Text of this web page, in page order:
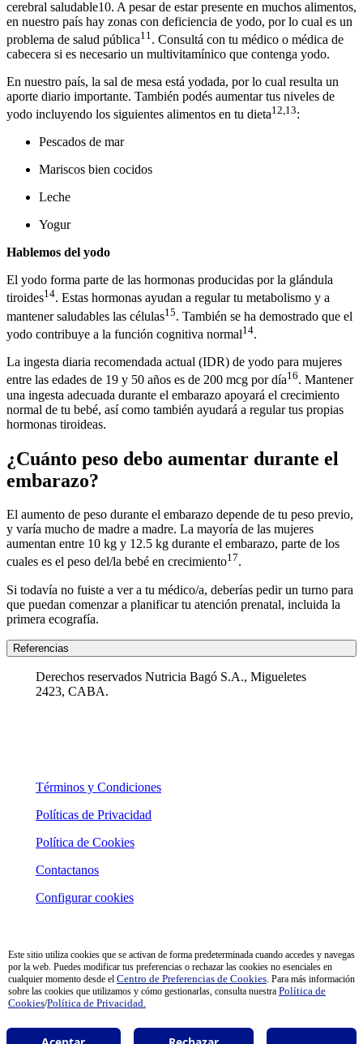
cerebral saludable10. A pesar de estar presente en muchos alimentos,
en nuestro país hay zonas con deficiencia de yodo, por lo cual es un
problema de salud pública11 . Consultá con tu médico o médica de
cabecera si es necesario un multivitamínico que contenga yodo.
En nuestro país, la sal de mesa está yodada, por lo cual resulta un
aporte diario importante. También podés aumentar tus niveles de
yodo incluyendo los siguientes alimentos en tu dieta12,13:
Pescados de mar
Mariscos bien cocidos
Leche
Yogur
Hablemos del yodo
El yodo forma parte de las hormonas producidas por la glándula
tiroides14. Estas hormonas ayudan a regular tu metabolismo y a
mantener saludables las células15. También se ha demostrado que el
yodo contribuye a la función cognitiva normal14.
La ingesta diaria recomendada actual (IDR) de yodo para mujeres
entre las edades de 19 y 50 años es de 200 mcg por día16. Mantener
una ingesta adecuada durante el embarazo apoyará el crecimiento
normal de tu bebé, así como también ayudará a regular tus propias
hormonas tiroideas.
¿Cuánto peso debo aumentar durante el
embarazo?
El aumento de peso durante el embarazo depende de tu peso previo,
y varía mucho de madre a madre. La mayoría de las mujeres
aumentan entre 10 kg y 12.5 kg durante el embarazo, parte de los
cuales es el peso del/la bebé en crecimiento17.
Si todavía no fuiste a ver a tu médico/a, deberías pedir un turno para
que puedan comenzar a planificar tu atención prenatal, incluida la
primera ecografía.
Referencias
Derechos reservados Nutricia Bagó S.A., Migueletes
2423, CABA.
Términos y Condiciones
Políticas de Privacidad
Política de Cookies
Contactanos
Configurar cookies
Este sitio utiliza cookies que se activan de forma predeterminada cuando accedes y navegas
por la web. Puedes modificar tus preferencias o rechazar las cookies no esenciales en
cualquier momento desde el Centro de Preferencias de Cookies. Para más información
sobre las cookies que utilizamos y cómo gestionarlas, consulta nuestra Política de
Cookies/Política de Privacidad.